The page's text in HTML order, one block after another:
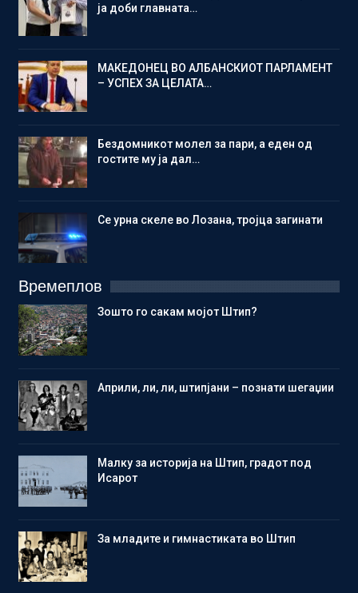
ја доби главната…
МАКЕДОНЕЦ ВО АЛБАНСКИОТ ПАРЛАМЕНТ
– УСПЕХ ЗА ЦЕЛАТА…
Бездомникот молел за пари, а еден од
гостите му ја дал…
Се урна скеле во Лозана, тројца загинати
Времеплов
Зошто го сакам мојот Штип?
Aприли, ли, ли, штипјани – познати шегаџии
Малку за историја на Штип, градот под
Исарот
Зa младите и гимнастиката во Штип